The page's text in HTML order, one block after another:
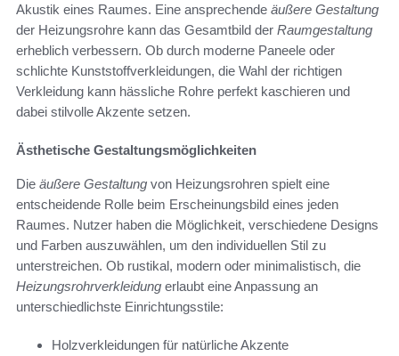
Akustik eines Raumes. Eine ansprechende äußere Gestaltung
der Heizungsrohre kann das Gesamtbild der Raumgestaltung
erheblich verbessern. Ob durch moderne Paneele oder
schlichte Kunststoffverkleidungen, die Wahl der richtigen
Verkleidung kann hässliche Rohre perfekt kaschieren und
dabei stilvolle Akzente setzen.
Ästhetische Gestaltungsmöglichkeiten
Die äußere Gestaltung von Heizungsrohren spielt eine
entscheidende Rolle beim Erscheinungsbild eines jeden
Raumes. Nutzer haben die Möglichkeit, verschiedene Designs
und Farben auszuwählen, um den individuellen Stil zu
unterstreichen. Ob rustikal, modern oder minimalistisch, die
Heizungsrohrverkleidung erlaubt eine Anpassung an
unterschiedlichste Einrichtungsstile:
Holzverkleidungen für natürliche Akzente